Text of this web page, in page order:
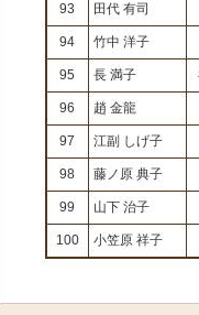
93 田代 有司
94 竹中 洋子
95 長 満子
96 趙 金龍
97 江副 しげ子
98 藤ノ原 典子
99 山下 治子
100 小笠原 祥子